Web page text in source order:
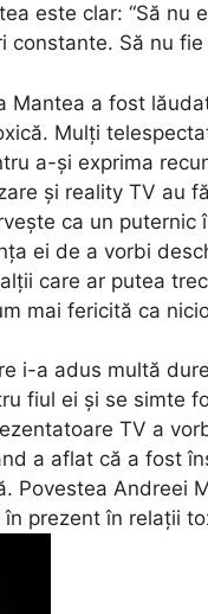
este clar: “Să nu
Să nu fie
Mantea a fost
Mulți
a-și exprima
și reality TV au
ca un puternic
ei de a vorbi
care ar putea
mai fericită ca
i-a adus multă
fiul ei și se simte
TV a
a aflat că a fost
Povestea Andreei
prezent în relații